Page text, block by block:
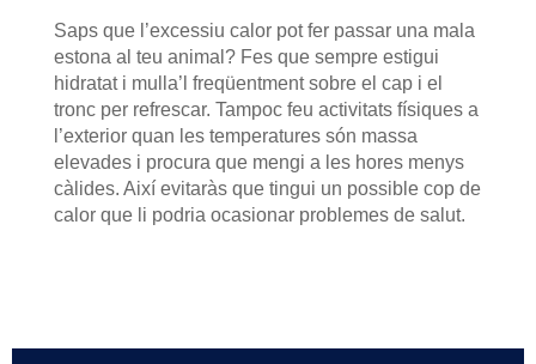
Saps que l’excessiu calor pot fer passar una mala
estona al teu animal? Fes que sempre estigui
hidratat i mulla’l freqüentment sobre el cap i el
tronc per refrescar. Tampoc feu activitats físiques a
l’exterior quan les temperatures són massa
elevades i procura que mengi a les hores menys
càlides. Així evitaràs que tingui un possible cop de
calor que li podria ocasionar problemes de salut.